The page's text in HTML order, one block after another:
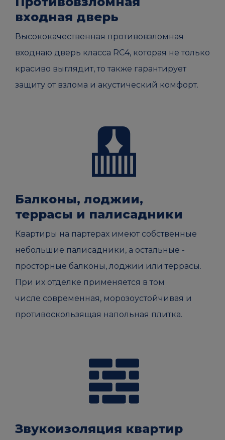
входная дверь
Высококачественная противовзломная
входнаю дверь класса RC4, которая не только
красиво выглядит, то также гарантирует
защиту от взлома и акустический комфорт.
Балконы, лоджии,
террасы и палисадники
Квартиры на партерах имеют собственные
небольшие палисадники, а остальные -
просторные балконы, лоджии или террасы.
При их отделке применяется в том
числе современная, морозоустойчивая и
противоскользящая напольная плитка.
Звукоизоляция квартир